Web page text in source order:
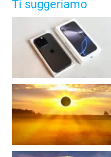
Ti suggeriamo